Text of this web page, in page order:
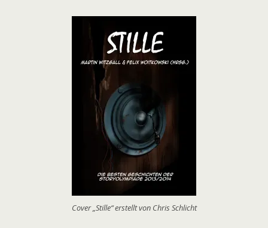
Cover „Stille“ erstellt von Chris Schlicht